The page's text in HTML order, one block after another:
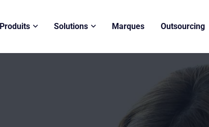
Produits Solutions Marques Outsourcing